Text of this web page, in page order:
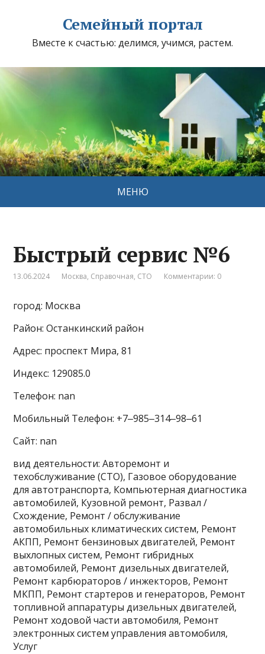
Семейный портал
Вместе к счастью: делимся, учимся, растем.
МЕНЮ
Быстрый сервис №6
13.06.2024 Москва, Справочная, СТО Комментарии: 0
город: Москва
Район: Останкинский район
Адрес: проспект Мира, 81
Индекс: 129085.0
Телефон: nan
Мобильный Телефон: +7‒985‒314‒98‒61
Сайт: nan
вид деятельности: Авторемонт и
техобслуживание (СТО), Газовое оборудование
для автотранспорта, Компьютерная диагностика
автомобилей, Кузовной ремонт, Развал /
Схождение, Ремонт / обслуживание
автомобильных климатических систем, Ремонт
АКПП, Ремонт бензиновых двигателей, Ремонт
выхлопных систем, Ремонт гибридных
автомобилей, Ремонт дизельных двигателей,
Ремонт карбюраторов / инжекторов, Ремонт
МКПП, Ремонт стартеров и генераторов, Ремонт
топливной аппаратуры дизельных двигателей,
Ремонт ходовой части автомобиля, Ремонт
электронных систем управления автомобиля,
Услуг